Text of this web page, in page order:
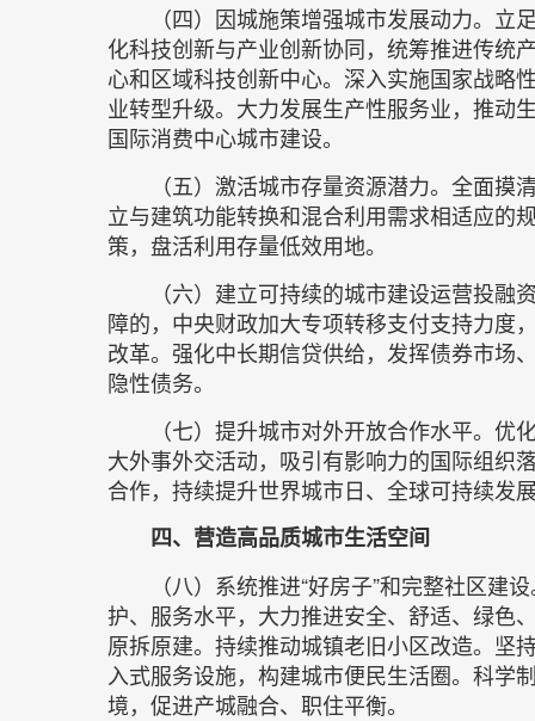
（四）因城施策增强城市发展动力。
化科技创新与产业创新协同，统筹推进传统
心和区域科技创新中心。深入实施国家战略
业转型升级。大力发展生产性服务业，推动
国际消费中心城市建设。
（五）激活城市存量资源潜力。全面
立与建筑功能转换和混合利用需求相适应的
策，盘活利用存量低效用地。
（六）建立可持续的城市建设运营投
障的，中央财政加大专项转移支付支持力度
改革。强化中长期信贷供给，发挥债券市场
隐性债务。
（七）提升城市对外开放合作水平。
大外事外交活动，吸引有影响力的国际组织
合作，持续提升世界城市日、全球可持续发
四、营造高品质城市生活空间
（八）系统推进“好房子”和完整社区
护、服务水平，大力推进安全、舒适、绿色
原拆原建。持续推动城镇老旧小区改造。坚
入式服务设施，构建城市便民生活圈。科学
境，促进产城融合、职住平衡。